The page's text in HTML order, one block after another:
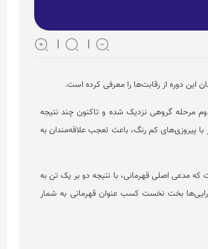
دوره از رقابت‌ها را معرفی کرده است.
مرحله گروهی نزدیک شده و تاکنون چند نتیجه
با پیروزی‌های کم رنگ، باعث تعجب علاقه‌مندان به
که مدعی اصلی قهرمانی، با نتیجه دو بر یک تن به
بخت نخست کسب عنوان قهرمانی به شمار